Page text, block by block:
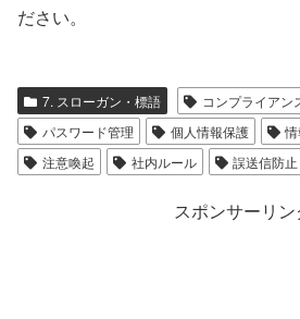
ださい。
7. スローガン・標語 コンプライアン
パスワード管理
個人情報保護
注意喚起
社内ルール 誤送信防止
スポンサーリン